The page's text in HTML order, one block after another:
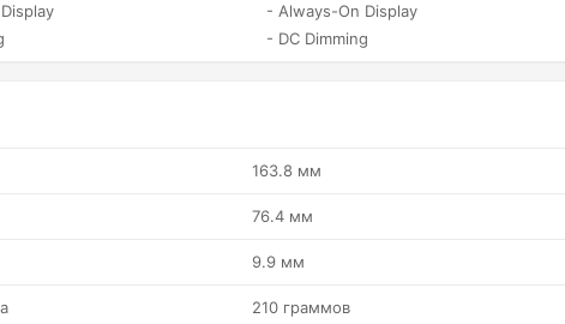
- Always-On Display
- DC Dimming
163.8 мм
76.4 мм
9.9 мм
210 граммов